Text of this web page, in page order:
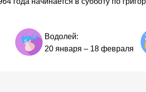
Водолей:
20 января – 18 февраля